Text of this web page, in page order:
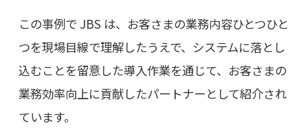
この事例で JBS は、お客さまの業務内容ひとつひと
つを現場目線で理解したうえで、システムに落とし
込むことを留意した導入作業を通じて、お客さまの
業務効率向上に貢献したパートナーとして紹介され
ています。